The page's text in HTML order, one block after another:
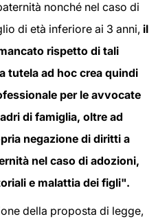
nonché nel caso di
di età inferiore ai 3 anni, il
rispetto di tali
tutela ad hoc crea quindi
per le avvocate
di famiglia, oltre ad
negazione di diritti a
nel caso di adozioni,
e malattia dei figli".
della proposta di legge,